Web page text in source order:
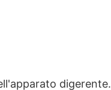
digerente.